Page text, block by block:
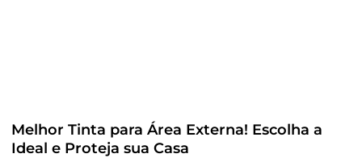
Melhor Tinta para Área Externa! Escolha a
Ideal e Proteja sua Casa